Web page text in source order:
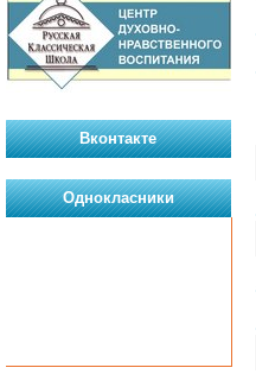
Вконтакте
Однокласники